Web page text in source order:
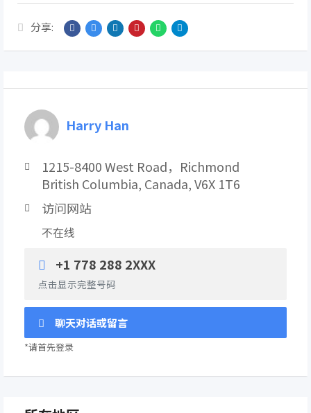
分享:
Harry Han
1215-8400 West Road，Richmond
British Columbia, Canada, V6X 1T6
访问网站
不在线
+1 778 288 2XXX
点击显示完整号码
聊天对话或留言
*请首先登录